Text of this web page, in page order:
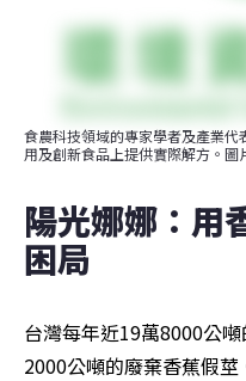
食農科技領域的專家學者及產業
用及創新食品上提供實際解方。圖
陽光娜娜：用
困局
台灣每年近19萬8000公
2000公噸的廢棄香蕉假